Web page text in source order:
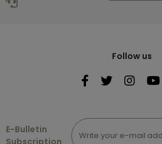
Follow us
E-Bulletin